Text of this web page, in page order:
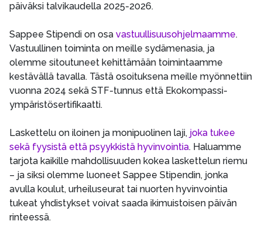
päiväksi talvikaudella 2025-2026.
Sappee Stipendi on osa vastuullisuusohjelmaamme.
Vastuullinen toiminta on meille sydämenasia, ja
olemme sitoutuneet kehittämään toimintaamme
kestävällä tavalla. Tästä osoituksena meille myönnettiin
vuonna 2024 sekä STF-tunnus että Ekokompassi-
ympäristösertifikaatti.
Laskettelu on iloinen ja monipuolinen laji, joka tukee
sekä fyysistä että psyykkistä hyvinvointia. Haluamme
tarjota kaikille mahdollisuuden kokea laskettelun riemu
– ja siksi olemme luoneet Sappee Stipendin, jonka
avulla koulut, urheiluseurat tai nuorten hyvinvointia
tukeat yhdistykset voivat saada ikimuistoisen päivän
rinteessä.